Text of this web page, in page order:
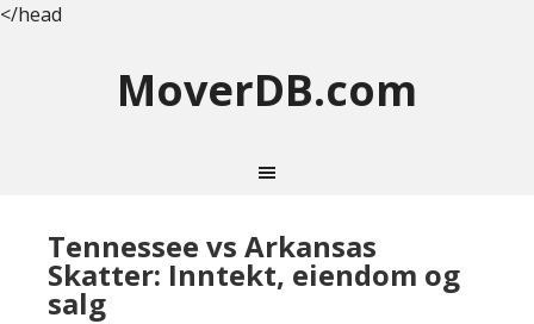
</head
MoverDB.com
Tennessee vs Arkansas
Skatter: Inntekt, eiendom og
salg